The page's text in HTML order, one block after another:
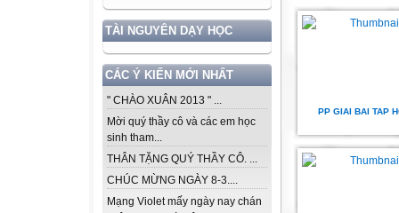
TÀI NGUYÊN DẠY HỌC
CÁC Ý KIẾN MỚI NHẤT
" CHÀO XUÂN 2013 " ...
Mời quý thầy cô và các em học
sinh tham...
THÂN TẶNG QUÝ THẦY CÔ. ...
CHÚC MỪNG NGÀY 8-3....
Mạng Violet mấy ngày nay chán
PP GIAI BAI TAP